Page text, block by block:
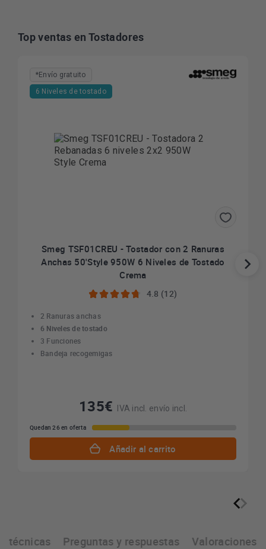
Top ventas en Tostadores
*Envío gratuito
6 Niveles de tostado
Smeg TSF01CREU - Tostador con 2 Ranuras
Anchas 50'Style 950W 6 Niveles de Tostado
Crema
4.8 (12)
2 Ranuras anchas
6 Niveles de tostado
3 Funciones
Bandeja recogemigas
135€ IVA incl. envío incl.
Quedan 26 en oferta
Añadir al carrito
técnicas Preguntas y respuestas Valoraciones